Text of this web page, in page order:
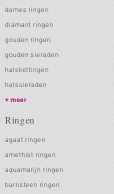
dames ringen
diamant ringen
gouden ringen
gouden sieraden
halskettingen
halssieraden
meer
Ringen
agaat ringen
amethist ringen
aquamarijn ringen
barnsteen ringen